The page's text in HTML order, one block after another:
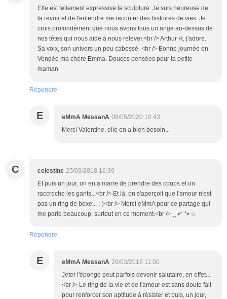
Elle est tellement expressive ta sculpture. Je suis heureuse de
la revoir et de l'entendre me raconter des histoires de vies. Je
crois profondément que nous avons tous un ange au-dessus de
nos têtes qui nous aide à nous relever.<br /> Arthur H, j'adore.
Sa voix, son univers un peu cabossé. <br /> Bonne journée en
Vendée ma chère Emma. Douces pensées pour ta petite
maman
Répondre
E eMmA MessanA 08/05/2020 10:43
Merci Valentine, elle en a bien besoin...
C celestine 25/03/2018 16:39
Et puis un jour, on en a marre de prendre des coups et on
raccroche les gants...<br /> Et là, on s'aperçoit que l'amour n'est
pas un ring de boxe... ;-)<br /> Merci eMmA pour ce partage qui
me parle beaucoup, surtout en ce moment.<br /> ¸¸.•*¨*• ☆
Répondre
E eMmA MessanA 29/03/2018 11:00
Jeter l'éponge peut parfois devenir salutaire, en effet...
<br /> Le ring de la vie et de l'amour est sans doute fait
pour renforcer son aptitude à résister et puis, un jour,